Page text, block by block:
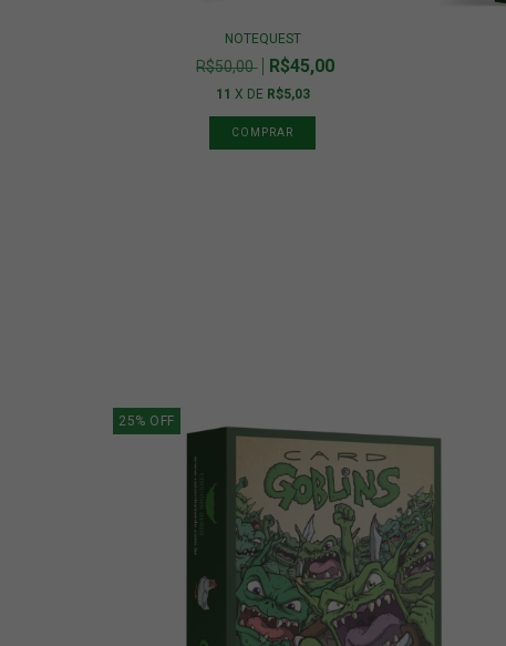
NOTEQUEST
R$50,00 R$45,00
11 X DE R$5,03
25% OFF